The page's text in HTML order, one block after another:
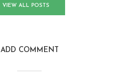
VIEW ALL POSTS
ADD COMMENT